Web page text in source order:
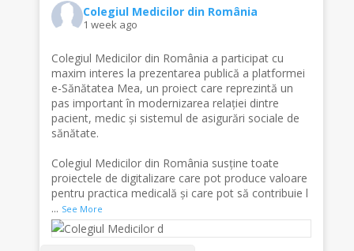
Colegiul Medicilor din România
1 week ago
Colegiul Medicilor din România a participat cu
maxim interes la prezentarea publică a platformei
e-Sănătatea Mea, un proiect care reprezintă un
pas important în modernizarea relației dintre
pacient, medic și sistemul de asigurări sociale de
sănătate.
Colegiul Medicilor din România susține toate
proiectele de digitalizare care pot produce valoare
pentru practica medicală și care pot să contribuie l
... See More